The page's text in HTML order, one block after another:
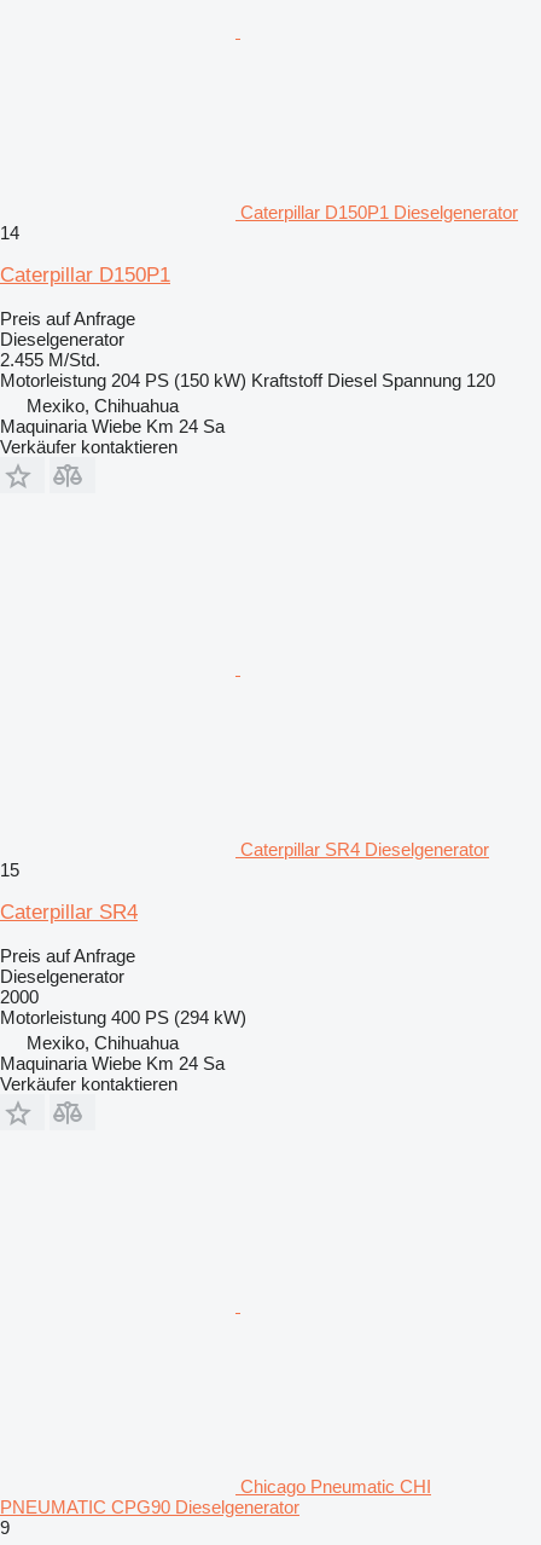
Caterpillar D150P1 Dieselgenerator
14
Caterpillar D150P1
Preis auf Anfrage
Dieselgenerator
2.455 M/Std.
Motorleistung 204 PS (150 kW) Kraftstoff Diesel Spannung 120
Mexiko, Chihuahua
Maquinaria Wiebe Km 24 Sa
Verkäufer kontaktieren
Caterpillar SR4 Dieselgenerator
15
Caterpillar SR4
Preis auf Anfrage
Dieselgenerator
2000
Motorleistung 400 PS (294 kW)
Mexiko, Chihuahua
Maquinaria Wiebe Km 24 Sa
Verkäufer kontaktieren
Chicago Pneumatic CHI
PNEUMATIC CPG90 Dieselgenerator
9